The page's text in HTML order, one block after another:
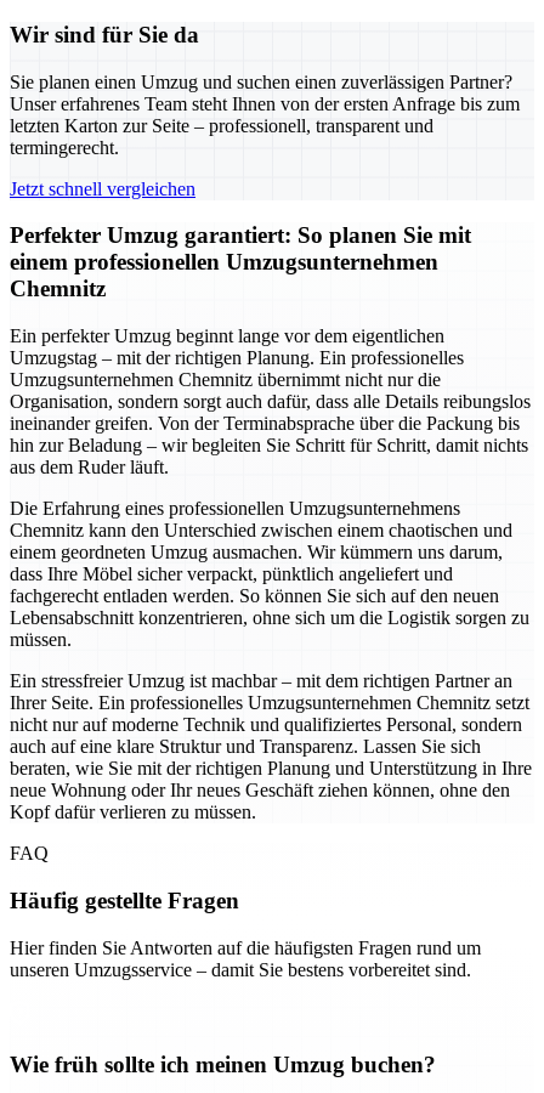
Wir sind für Sie da
Sie planen einen Umzug und suchen einen zuverlässigen Partner?
Unser erfahrenes Team steht Ihnen von der ersten Anfrage bis zum
letzten Karton zur Seite – professionell, transparent und
termingerecht.
Jetzt schnell vergleichen
Perfekter Umzug garantiert: So planen Sie mit
einem professionellen Umzugsunternehmen
Chemnitz
Ein perfekter Umzug beginnt lange vor dem eigentlichen
Umzugstag – mit der richtigen Planung. Ein professionelles
Umzugsunternehmen Chemnitz übernimmt nicht nur die
Organisation, sondern sorgt auch dafür, dass alle Details reibungslos
ineinander greifen. Von der Terminabsprache über die Packung bis
hin zur Beladung – wir begleiten Sie Schritt für Schritt, damit nichts
aus dem Ruder läuft.
Die Erfahrung eines professionellen Umzugsunternehmens
Chemnitz kann den Unterschied zwischen einem chaotischen und
einem geordneten Umzug ausmachen. Wir kümmern uns darum,
dass Ihre Möbel sicher verpackt, pünktlich angeliefert und
fachgerecht entladen werden. So können Sie sich auf den neuen
Lebensabschnitt konzentrieren, ohne sich um die Logistik sorgen zu
müssen.
Ein stressfreier Umzug ist machbar – mit dem richtigen Partner an
Ihrer Seite. Ein professionelles Umzugsunternehmen Chemnitz setzt
nicht nur auf moderne Technik und qualifiziertes Personal, sondern
auch auf eine klare Struktur und Transparenz. Lassen Sie sich
beraten, wie Sie mit der richtigen Planung und Unterstützung in Ihre
neue Wohnung oder Ihr neues Geschäft ziehen können, ohne den
Kopf dafür verlieren zu müssen.
FAQ
Häufig gestellte Fragen
Hier finden Sie Antworten auf die häufigsten Fragen rund um
unseren Umzugsservice – damit Sie bestens vorbereitet sind.
Wie früh sollte ich meinen Umzug buchen?